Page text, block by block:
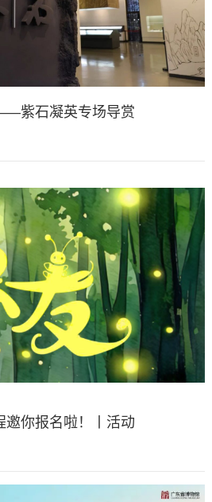
紫石凝英专场导赏
邀你报名啦！丨活动